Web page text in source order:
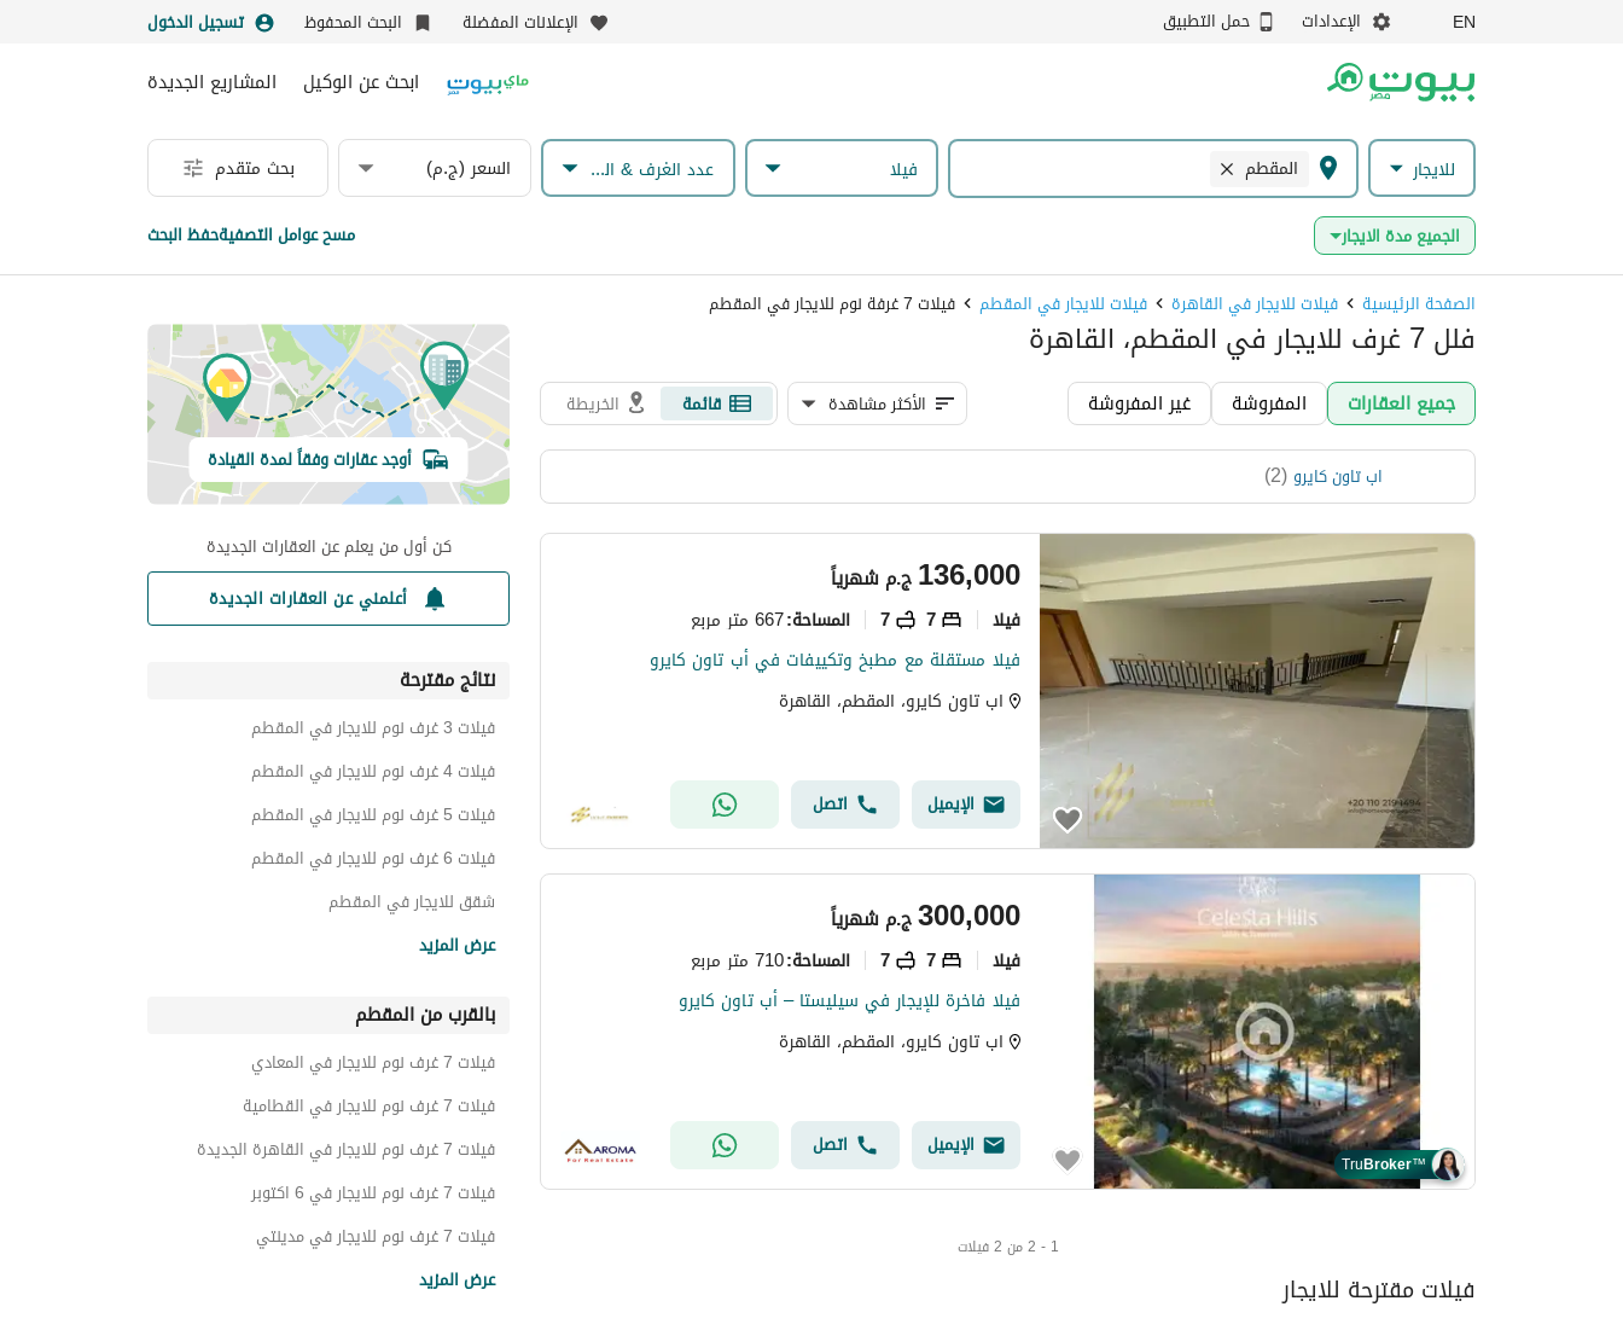
EN الإعدادات حمل التطبيق الإعلانات المفضلة البحث المحفوظ تسجيل الدخول
ابحث عن الوكيل المشاريع الجديدة
للايجار المقطم فیلا عدد الغرف & الحمامات السعر (ج.م) بحث متقدم
الجميع مدة الايجار مسح عوامل التصفيةحفظ البحث
الصفحة الرئيسية فيلات للايجار في القاهرة فيلات للايجار في المقطم فيلات 7 غرفة نوم للايجار في المقطم
فلل 7 غرف للايجار في المقطم، القاهرة
جميع العقارات المفروشة غير المفروشة الأكثر مشاهدة قائمة الخريطة
اب تاون كايرو (
2
)
ج.م136,000 شهرياً
فیلا 7
7 المساحة:667 متر مربع
فيلا مستقلة مع مطبخ وتكييفات في أب تاون كايرو
اب تاون كايرو، المقطم، القاهرة
الإيميل اتصل
TruBroker™
ج.م300,000 شهرياً
فیلا 7
7 المساحة:710 متر مربع
فيلا فاخرة للإيجار في سيليستا – أب تاون كايرو
اب تاون كايرو، المقطم، القاهرة
الإيميل اتصل
1 - 2 من 2 فيلات
فيلات مقترحة للايجار
أوجد عقارات وفقاً لمدة القيادة
كن أول من يعلم عن العقارات الجديدة
أعلمني عن العقارات الجديدة
نتائج مقترحة
فيلات 3 غرف نوم للايجار في المقطم
فيلات 4 غرف نوم للايجار في المقطم
فيلات 5 غرف نوم للايجار في المقطم
فيلات 6 غرف نوم للايجار في المقطم
شقق للايجار في المقطم
دوبليكس للايجار في المقطم
بنتهاوس للايجار في المقطم
غرف للايجار في المقطم
تاون هاوس للايجار في المقطم
شقق فندقية للايجار في المقطم
عقارات للايجار في المقطم
عرض المزيد
بالقرب من المقطم
فيلات 7 غرف نوم للايجار في المعادي
فيلات 7 غرف نوم للايجار في القطامية
فيلات 7 غرف نوم للايجار في القاهرة الجديدة
فيلات 7 غرف نوم للايجار في 6 اكتوبر
فيلات 7 غرف نوم للايجار في مدينتي
عرض المزيد